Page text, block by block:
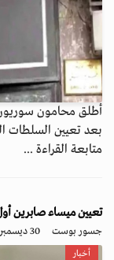
أطلق محامون سوريون
بعد تعيين السلطات
متابعة القراءة ...
تعيين ميساء صابرين
جسور بوست 30 ديسمبر 2024 - 14:40
أخبار